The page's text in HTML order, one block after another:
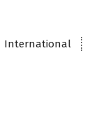
International